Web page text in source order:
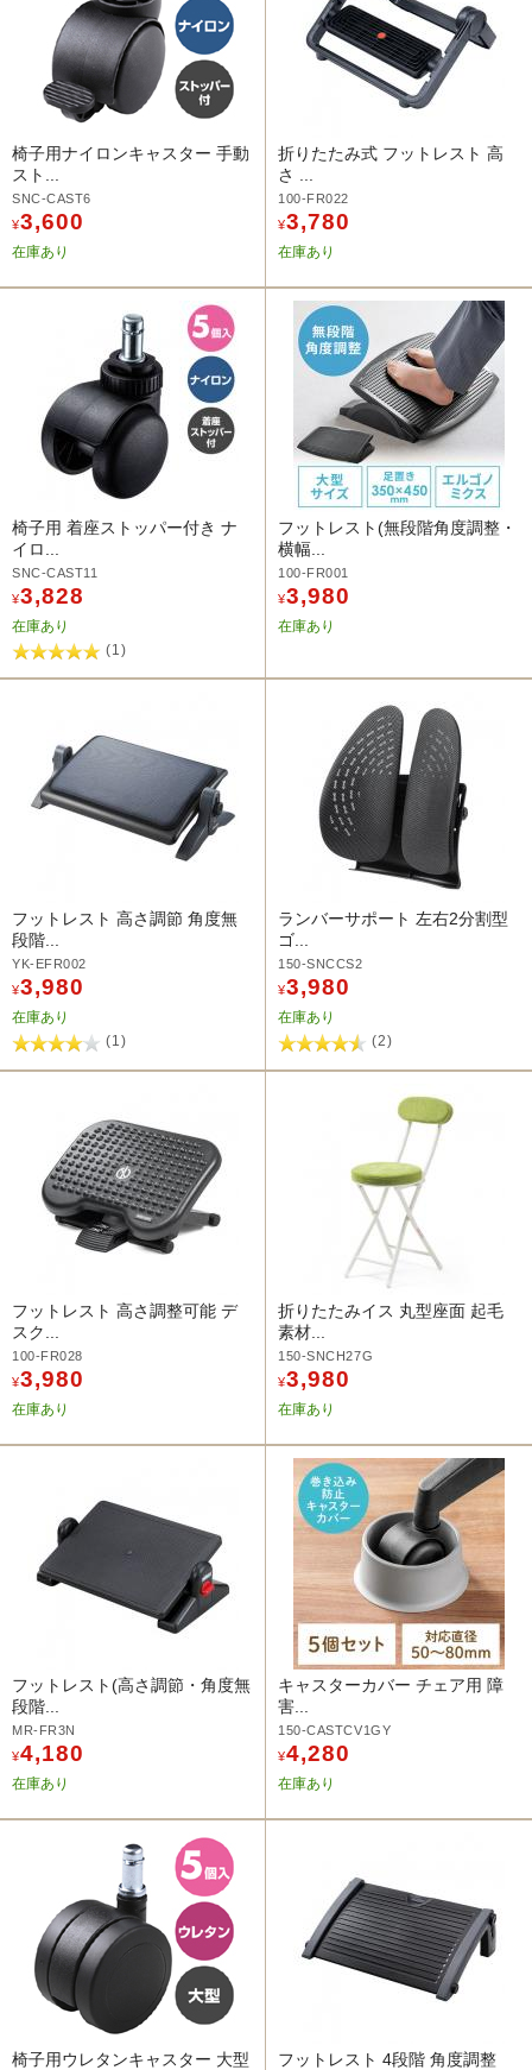
椅子用ナイロンキャスター 手動
スト...
SNC-CAST6
¥3,600
在庫あり
折りたたみ式 フットレスト 高
さ ...
100-FR022
¥3,780
在庫あり
椅子用 着座ストッパー付き ナ
イロ...
SNC-CAST11
¥3,828
在庫あり
(1)
フットレスト(無段階角度調整・
横幅...
100-FR001
¥3,980
在庫あり
フットレスト 高さ調節 角度無
段階...
YK-EFR002
¥3,980
在庫あり
(1)
ランバーサポート 左右2分割型
ゴ...
150-SNCCS2
¥3,980
在庫あり
(2)
フットレスト 高さ調整可能 デ
スク...
100-FR028
¥3,980
在庫あり
折りたたみイス 丸型座面 起毛
素材...
150-SNCH27G
¥3,980
在庫あり
フットレスト(高さ調節・角度無
段階...
MR-FR3N
¥4,180
在庫あり
キャスターカバー チェア用 障
害...
150-CASTCV1GY
¥4,280
在庫あり
椅子用ウレタンキャスター 大型
フットレスト 4段階 角度調整